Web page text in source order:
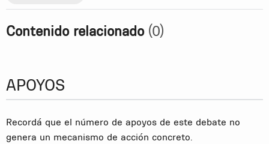
Contenido relacionado (0)
APOYOS
Recordá que el número de apoyos de este debate no
genera un mecanismo de acción concreto.